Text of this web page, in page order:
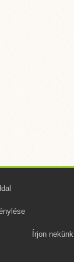
Írjon nekünk